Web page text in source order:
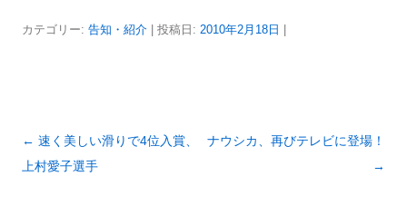
カテゴリー: 告知・紹介 | 投稿日: 2010年2月18日
投
稿
← 速く美しい滑りで4位入賞、
上村愛子選手
ナウシカ、再びテレビに登場！
→